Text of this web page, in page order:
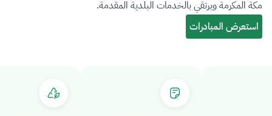
مكة المكرمة ويرتقي بالخدمات البلدية المقدمة.